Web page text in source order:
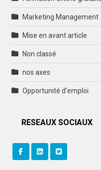
Marketing Management
Mise en avant article
Non classé
nos axes
Opportunité d'emploi
RESEAUX SOCIAUX